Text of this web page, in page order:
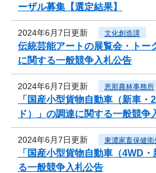
ーザル募集【選定結果】
2024年6月7日更新 文化創造課
伝統芸能アートの展覧会・トー
に関する一般競争入札公告
2024年6月7日更新 恵那農林事務所
「国産小型貨物自動車（新車・
ド）」の調達に関する一般競争
2024年6月7日更新 東濃家畜保健衛
「国産小型貨物自動車（4WD
る一般競争入札公告